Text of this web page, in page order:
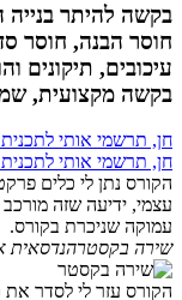
בקשה להיתר בנייה
חוסר הבנה, חוסר
עיכובים, תיקונים
בקשה מקצועית,
חן, תרשמי אותי
חן, תרשמי אותי לתכנית ליווי ב-
הקורס נתן לי כלים
עצמי, ידיעה שזה
עמוקה שניכרת בקורס.
שירה בקסטרהנדסאית
הקורס עזר לי לסדר את